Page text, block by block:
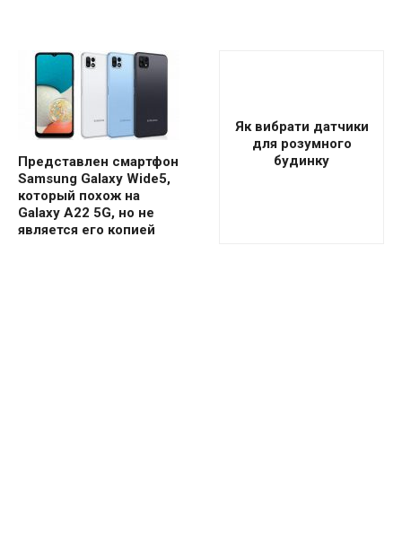
Представлен смартфон
Samsung Galaxy Wide5,
который похож на
Galaxy A22 5G, но не
является его копией
Як вибрати датчики
для розумного
будинку